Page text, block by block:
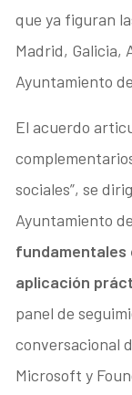
que ya figuran
Madrid, Galicia,
Ayuntamiento
El acuerdo
sociales”, se
Ayuntamiento
fundamentales
aplicación
panel de
conversacional
Microsoft y